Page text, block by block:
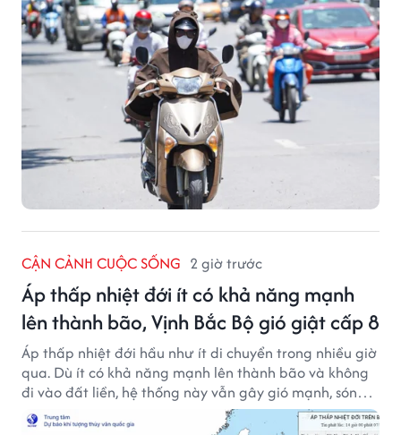
CẬN CẢNH CUỘC SỐNG 2 giờ trước
Áp thấp nhiệt đới ít có khả năng mạnh
lên thành bão, Vịnh Bắc Bộ gió giật cấp 8
Áp thấp nhiệt đới hầu như ít di chuyển trong nhiều giờ
qua. Dù ít có khả năng mạnh lên thành bão và không
đi vào đất liền, hệ thống này vẫn gây gió mạnh, sóng
lớn trên nhiều vùng biển.